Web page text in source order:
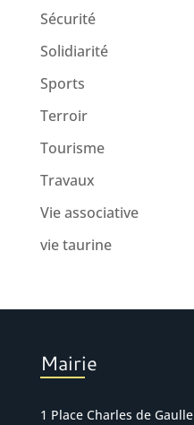
Sécurité
Solidiarité
Sports
Terroir
Tourisme
Travaux
Vie associative
vie taurine
Mairie
1 Place Charles de Gaulle